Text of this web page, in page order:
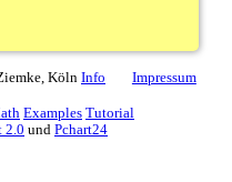
Köln Info
Impressum
Examples Tutorial
2.0 und Pchart24